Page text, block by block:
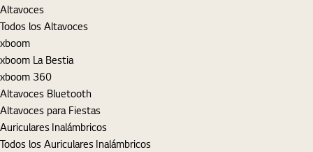
Altavoces
Todos los Altavoces
xboom
xboom La Bestia
xboom 360
Altavoces Bluetooth
Altavoces para Fiestas
Auriculares Inalámbricos
Todos los Auriculares Inalámbricos